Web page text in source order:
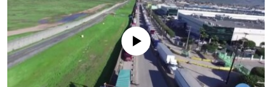
VASHINGTON CHOYXONASI
MOBIL-SALOM!
VIDEO
XABARLAR SURATLARDA
YOUTUBE
INSTAGRAM
ODNOKLASSNIKI
TELEGRAM
EDITORIAL
Learning EnglishNo media source currently available